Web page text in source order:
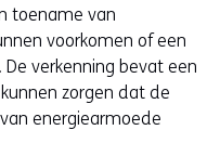
toename van
voorkomen of een
verkenning bevat een
zorgen dat de
energiearmoede